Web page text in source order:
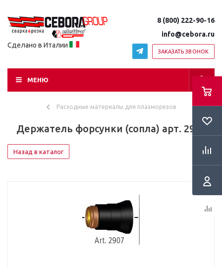
Сделано в Италии
8 (800) 222-90-16
info@cebora.ru
ЗАКАЗАТЬ ЗВОНОК
МЕНЮ
Расходные материалы для плазморезов
Держатель форсунки (сопла) арт. 2907
Назад в каталог